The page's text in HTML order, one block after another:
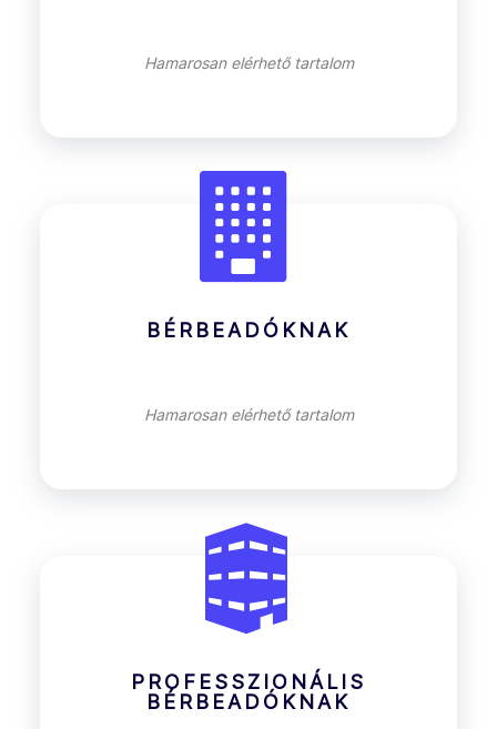
Hamarosan elérhető tartalom
BÉRBEADÓKNAK
Hamarosan elérhető tartalom
PROFESSZIONÁLIS
BÉRBEADÓKNAK